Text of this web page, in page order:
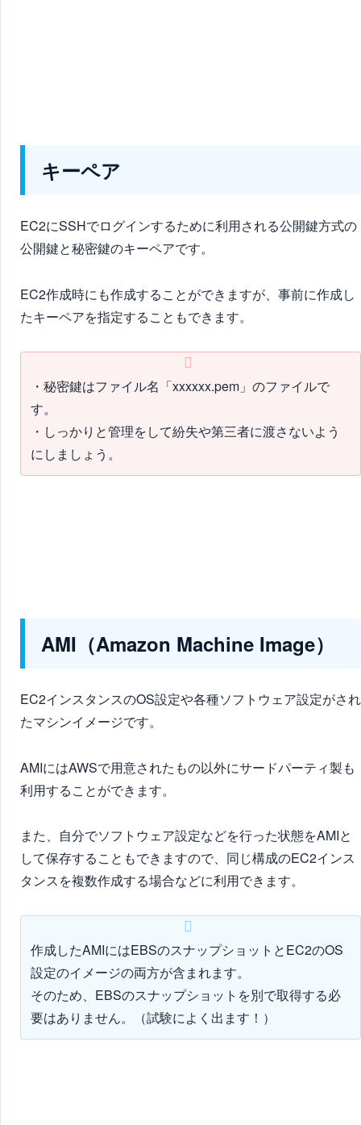
キーペア
EC2にSSHでログインするために利用される公開鍵方式の
公開鍵と秘密鍵のキーペアです。
EC2作成時にも作成することができますが、事前に作成し
たキーペアを指定することもできます。
・秘密鍵はファイル名「xxxxxx.pem」のファイルで
す。
・しっかりと管理をして紛失や第三者に渡さないよう
にしましょう。
AMI（Amazon Machine Image）
EC2インスタンスのOS設定や各種ソフトウェア設定がされ
たマシンイメージです。
AMIにはAWSで用意されたもの以外にサードパーティ製も
利用することができます。
また、自分でソフトウェア設定などを行った状態をAMIと
して保存することもできますので、同じ構成のEC2インス
タンスを複数作成する場合などに利用できます。
作成したAMIにはEBSのスナップショットとEC2のOS
設定のイメージの両方が含まれます。
そのため、EBSのスナップショットを別で取得する必
要はありません。（試験によく出ます！）